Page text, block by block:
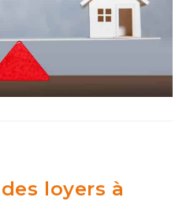
loyers à